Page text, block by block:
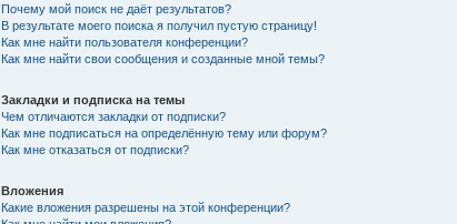
Почему мой поиск не даёт результатов?
В результате моего поиска я получил пустую страницу!
Как мне найти пользователя конференции?
Как мне найти свои сообщения и созданные мной темы?
Закладки и подписка на темы
Чем отличаются закладки от подписки?
Как мне подписаться на определённую тему или форум?
Как мне отказаться от подписки?
Вложения
Какие вложения разрешены на этой конференции?